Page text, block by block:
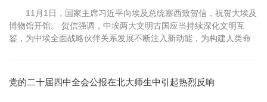
11月1日，国家主席习近平向埃及总统塞西致贺信，祝贺大埃及
博物馆开馆。 贺信强调，中埃两大文明古国应当持续深化文明互
鉴，为中埃全面战略伙伴关系发展不断注入新动能，为构建人类命
期学校代表团访问埃及的成果。他表示，北京大学-山东省文物考古
研究院中埃联合考...
党的二十届四中全会公报在北大师生中引起热烈反响